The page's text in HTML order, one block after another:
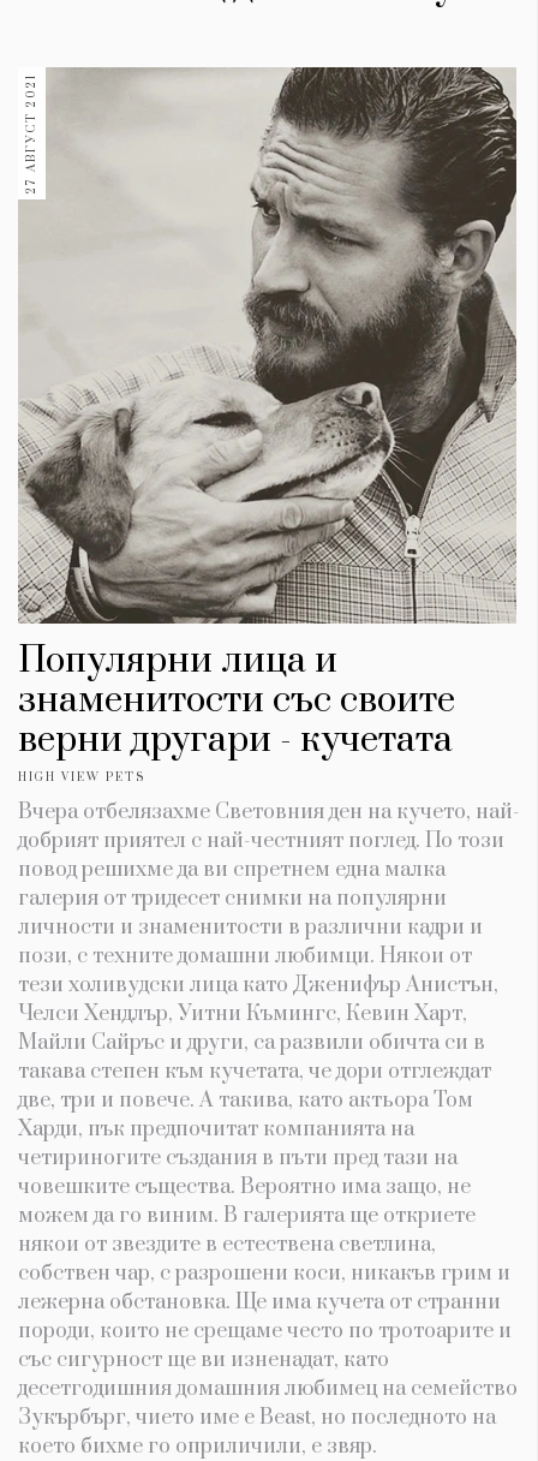
27 АВГУСТ 2021
Популярни лица и
знаменитости със своите
верни другари - кучетата
HIGH VIEW PETS
Вчера отбелязахме Световния ден на кучето, най-
добрият приятел с най-честният поглед. По този
повод решихме да ви спретнем една малка
галерия от тридесет снимки на популярни
личности и знаменитости в различни кадри и
пози, с техните домашни любимци. Някои от
тези холивудски лица като Дженифър Анистън,
Челси Хендлър, Уитни Къмингс, Кевин Харт,
Майли Сайръс и други, са развили обичта си в
такава степен към кучетата, че дори отглеждат
две, три и повече. А такива, като актьора Том
Харди, пък предпочитат компанията на
четириногите създания в пъти пред тази на
човешките същества. Вероятно има защо, не
можем да го виним. В галерията ще откриете
някои от звездите в естествена светлина,
собствен чар, с разрошени коси, никакъв грим и
лежерна обстановка. Ще има кучета от странни
породи, които не срещаме често по тротоарите и
със сигурност ще ви изненадат, като
десетгодишния домашния любимец на семейство
Зукърбърг, чието име е Beast, но последното на
което бихме го оприличили, е звяр.